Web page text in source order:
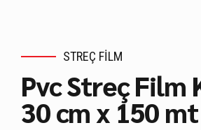
STREÇ FILM
Pvc Streç Film
30 cm x 150